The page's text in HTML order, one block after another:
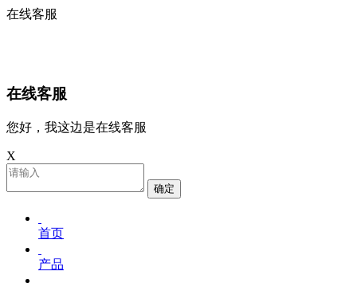
在线客服
在线客服
您好，我这边是在线客服
X
确定
首页
产品